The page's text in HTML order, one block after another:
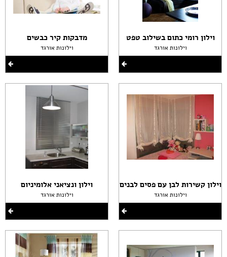
וילון רומי כתום בשילוב טפט
וילונות אורגד
וילון קשירות לבן עם פסים לבנים
וילונות אורגד
מדבקות קיר כבשים
וילונות אורגד
וילון ונציאני אלומיניום
וילונות אורגד